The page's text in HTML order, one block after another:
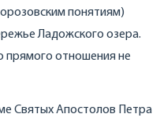
понятиям)
Ладожского озера.
прямого отношения не
Святых Апостолов Петра